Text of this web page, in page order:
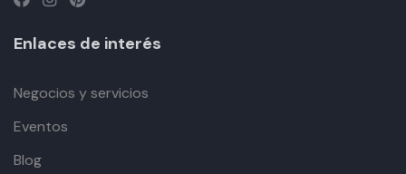
Enlaces de interés
Negocios y servicios
Eventos
Blog